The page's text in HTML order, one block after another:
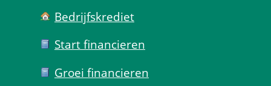
Bedrijfskrediet
Start financieren
Groei financieren